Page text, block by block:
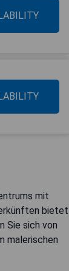
mit
bietet
Sie sich von
malerischen